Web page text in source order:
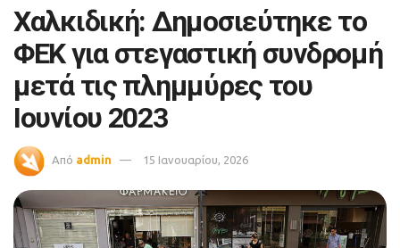
Χαλκιδική: Δημοσιεύτηκε το
ΦΕΚ για στεγαστική συνδρομή
μετά τις πλημμύρες του
Ιουνίου 2023
Από admin 15 Ιανουαρίου, 2026